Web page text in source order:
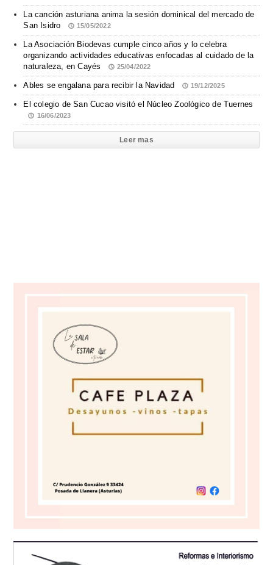
La canción asturiana anima la sesión dominical del mercado de
San Isidro
15/05/2022
La Asociación Biodevas cumple cinco años y lo celebra
organizando actividades educativas enfocadas al cuidado de la
naturaleza, en Cayés
25/04/2022
Ables se engalana para recibir la Navidad 19/12/2025
El colegio de San Cucao visitó el Núcleo Zoológico de Tuernes
16/06/2023
Leer mas